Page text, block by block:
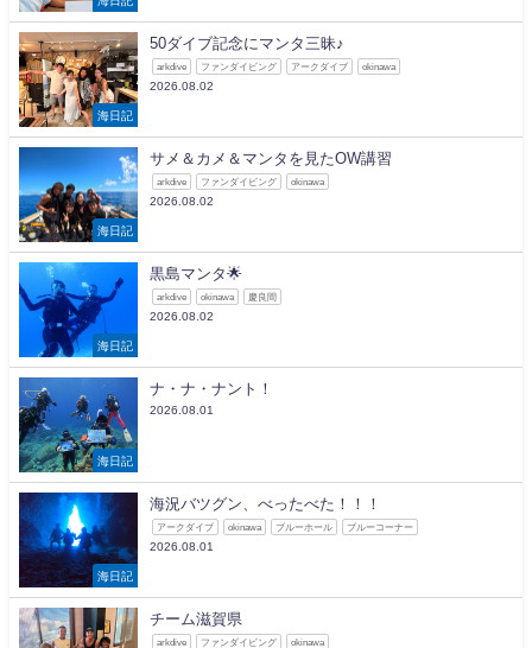
海日記
50ダイブ記念にマンタ三昧♪
arkdive ファンダイビング アークダイブ okinawa
2026.08.02
海日記
サメ＆カメ＆マンタを見たOW講習
arkdive ファンダイビング okinawa
2026.08.02
海日記
黒島マンタ🌟
arkdive okinawa 慶良間
2026.08.02
海日記
ナ・ナ・ナント！
2026.08.01
海日記
海況バツグン、べったべた！！！
アークダイブ okinawa ブルーホール ブルーコーナー
2026.08.01
チーム滋賀県
arkdive ファンダイビング okinawa